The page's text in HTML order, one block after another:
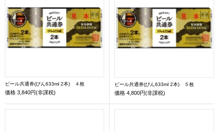
ビール共通券(びん633ml 2本) ４枚
価格 3,840円(非課税)
ビール共通券(びん633ml 2本) ５枚
価格 4,800円(非課税)